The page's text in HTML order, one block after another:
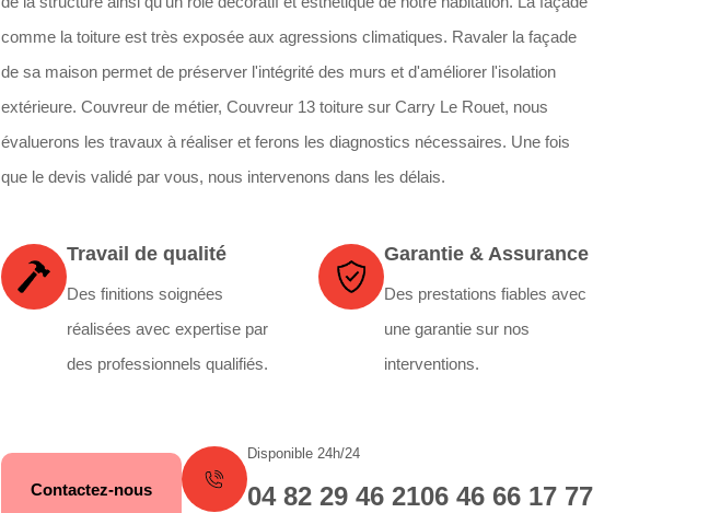
comme la toiture est très exposée aux agressions climatiques. Ravaler la façade
de sa maison permet de préserver l'intégrité des murs et d'améliorer l'isolation
extérieure. Couvreur de métier, Couvreur 13 toiture sur Carry Le Rouet, nous
évaluerons les travaux à réaliser et ferons les diagnostics nécessaires. Une fois
que le devis validé par vous, nous intervenons dans les délais.
Travail de qualité
Des finitions soignées
réalisées avec expertise par
des professionnels qualifiés.
Garantie & Assurance
Des prestations fiables avec
une garantie sur nos
interventions.
Contactez-nous
Disponible 24h/24
04 82 29 46 2106 46 66 17 77